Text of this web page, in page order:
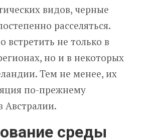
видов, черные
расселяться.
встретить не только в
но и в некоторых
Тем не менее, их
по-прежнему
Австралии.
среды